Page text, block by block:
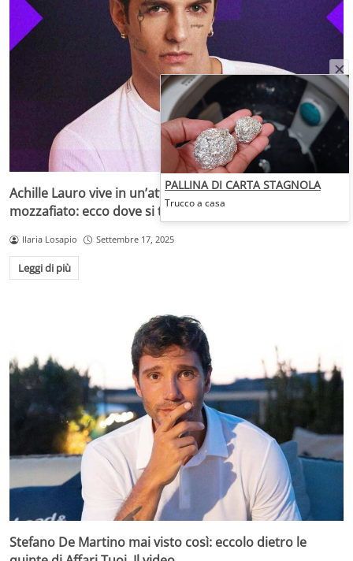
Achille Lauro vive in un’attico di lusso con vista
mozzafiato: ecco dove si trova
Ilaria Losapio Settembre 17, 2025
Leggi di più
Stefano De Martino mai visto così: eccolo dietro le
PALLINA DI CARTA STAGNOLA
Trucco a casa